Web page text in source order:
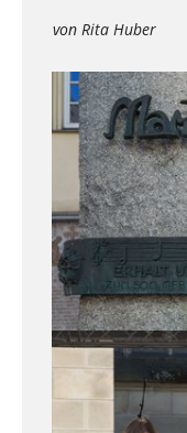
von Rita Huber